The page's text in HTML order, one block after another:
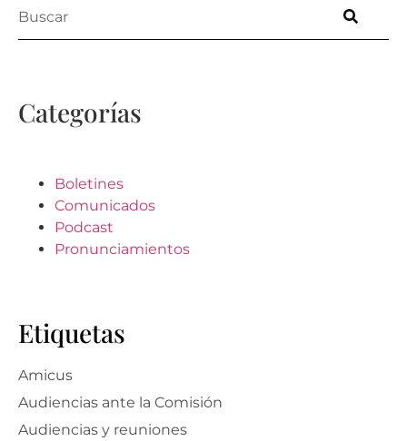
Categorías
Boletines
Comunicados
Podcast
Pronunciamientos
Etiquetas
Amicus
Audiencias ante la Comisión
Audiencias y reuniones